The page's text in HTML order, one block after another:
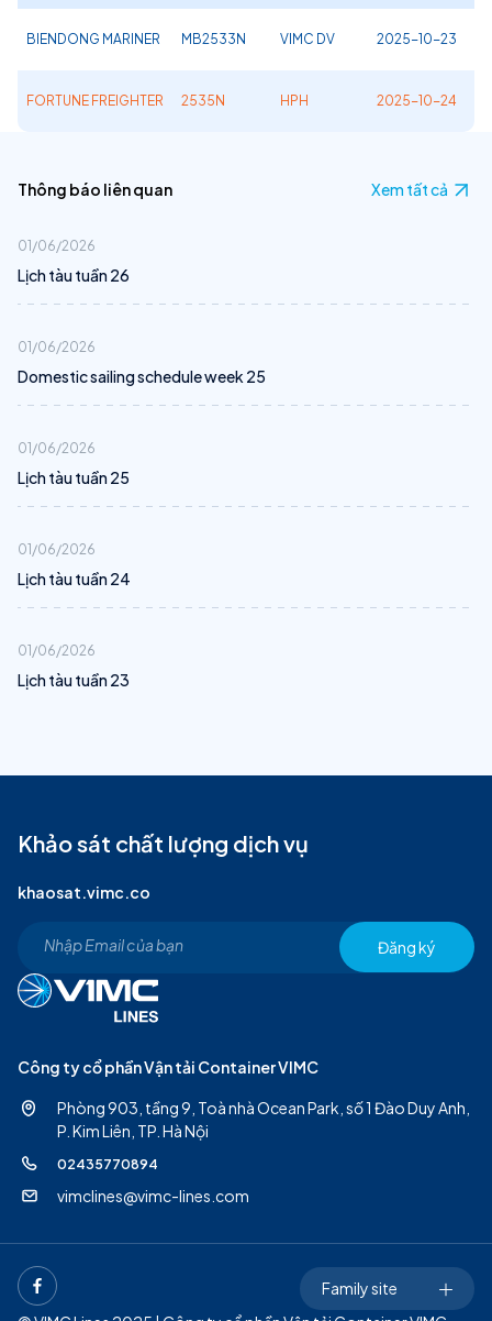
BIENDONG MARINER MB2533N VIMC DV 2025-10-23
FORTUNE FREIGHTER 2535N HPH 2025-10-24
Thông báo liên quan Xem tất cả
01/06/2026
Lịch tàu tuần 26
01/06/2026
Domestic sailing schedule week 25
01/06/2026
Lịch tàu tuần 25
01/06/2026
Lịch tàu tuần 24
01/06/2026
Lịch tàu tuần 23
Công ty cổ phần Vận tải Container VIMC
Phòng 903, tầng 9, Toà nhà Ocean Park, số 1 Đào Duy Anh,
P. Kim Liên, TP. Hà Nội
02435770894
vimclines@vimc-lines.com
Khảo sát chất lượng dịch vụ
khaosat.vimc.co
Đăng ký
Family site